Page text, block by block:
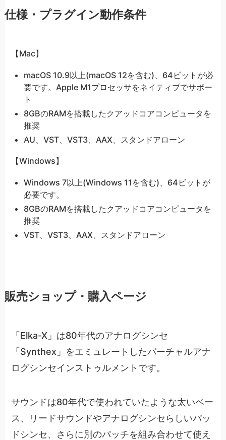
仕様・プラグイン動作条件
【Mac】
macOS 10.9以上(macOS 12を含む)、64ビットが必
要です。Apple M1プロセッサをネイティブでサポー
ト
8GBのRAMを搭載したクアッドコアコンピュータを
推奨
AU、VST、VST3、AAX、スタンドアローン
【Windows】
Windows 7以上(Windows 11を含む)、64ビットが
必要です。
8GBのRAMを搭載したクアッドコアコンピュータを
推奨
VST、VST3、AAX、スタンドアローン
販売ショップ・購入ページ
「Elka-X」は80年代のアナログシンセ
「Synthex」をエミュレートしたバーチャルアナ
ログシンセインストゥルメントです。
サウンドは80年代で使われていたような太いベー
ス、リードサウンドやアナログシンセらしいパッ
ドシンセ、さらに別のパッチを組み合わせて使え